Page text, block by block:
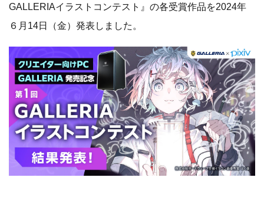
GALLERIAイラストコンテスト』の各受賞作品を2024年
６月14日（金）発表しました。